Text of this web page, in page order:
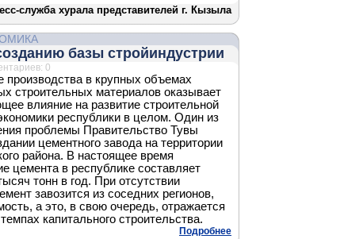
служба хурала представителей г. Кызыла
базы стройиндустрии
0
производства в крупных объемах
строительных материалов оказывает
влияние на развитие строительной
республики в целом. Один из
проблемы Правительство Тувы
цементного завода на территории
района. В настоящее время
цемента в республике составляет
тонн в год. При отсутствии
завозится из соседних регионов,
а это, в свою очередь, отражается
капитального строительства.
Подробнее